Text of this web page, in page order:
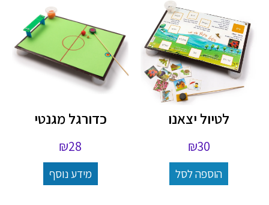
לטיול יצאנו
₪30
הוספה לסל
כדורגל מגנטי
₪28
מידע נוסף